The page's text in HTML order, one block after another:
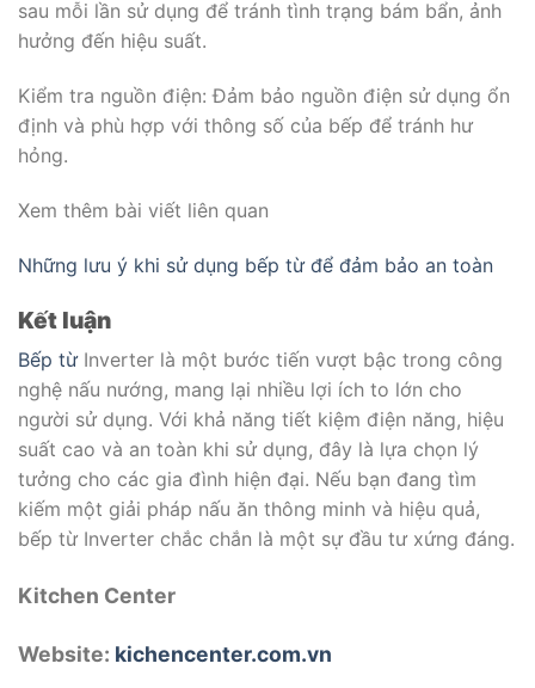
sau mỗi lần sử dụng để tránh tình trạng bám bẩn, ảnh
hưởng đến hiệu suất.
Kiểm tra nguồn điện: Đảm bảo nguồn điện sử dụng ổn
định và phù hợp với thông số của bếp để tránh hư
hỏng.
Xem thêm bài viết liên quan
Những lưu ý khi sử dụng bếp từ để đảm bảo an toàn
Kết luận
Bếp từInverter là một bước tiến vượt bậc trong công
nghệ nấu nướng, mang lại nhiều lợi ích to lớn cho
người sử dụng. Với khả năng tiết kiệm điện năng, hiệu
suất cao và an toàn khi sử dụng, đây là lựa chọn lý
tưởng cho các gia đình hiện đại. Nếu bạn đang tìm
kiếm một giải pháp nấu ăn thông minh và hiệu quả,
bếp từ Inverter chắc chắn là một sự đầu tư xứng đáng.
Kitchen Center
Website: kichencenter.com.vn